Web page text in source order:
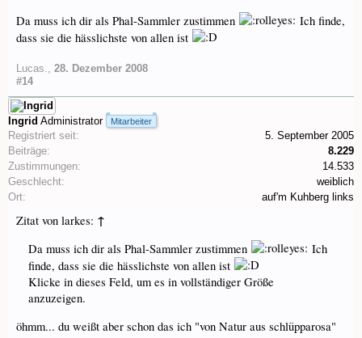
Da muss ich dir als Phal-Sammler zustimmen
Ich finde,
dass sie die hässlichste von allen ist
Lucas.
28. Dezember 2008
#14
Ingrid Administrator Mitarbeiter
Registriert seit:
5. September 2005
Beiträge:
8.229
Zustimmungen:
14.533
Geschlecht:
weiblich
Ort:
auf'm Kuhberg links
Zitat von larkes: ↑
Da muss ich dir als Phal-Sammler zustimmen
Ich
finde, dass sie die hässlichste von allen ist
Klicke in dieses Feld, um es in vollständiger Größe
anzuzeigen.
öhmm... du weißt aber schon das ich "von Natur aus schlüpparosa"